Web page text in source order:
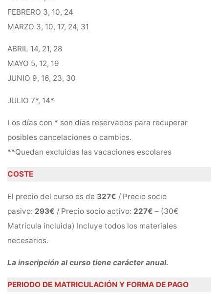
FEBRERO 3, 10, 24
MARZO 3, 10, 17, 24, 31
ABRIL 14, 21, 28
MAYO 5, 12, 19
JUNIO 9, 16, 23, 30
JULIO 7*, 14*
Los días con * son días reservados para recuperar
posibles cancelaciones o cambios.
**Quedan excluidas las vacaciones escolares
COSTE
El precio del curso es de 327€ / Precio socio
pasivo: 293€ / Precio socio activo: 227€ – (30€
Matrícula incluida) Incluye todos los materiales
necesarios.
La inscripción al curso tiene carácter anual.
PERIODO DE MATRICULACIÓN Y FORMA DE PAGO